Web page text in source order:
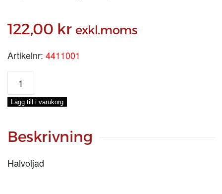
122,00 kr exkl.moms
Artikelnr: 4411001
RACKEKLOD
1.1/2
tum
mängd
Lägg till i varukorg
Beskrivning
Halvoljad